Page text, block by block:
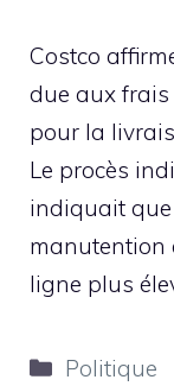
Costco
due aux frais
pour la
Le procès
indiquait que
manutention
ligne plus
Catégories
Politique